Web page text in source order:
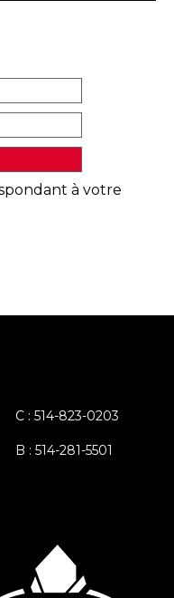
à votre
C : 514-823-0203
B : 514-281-5501